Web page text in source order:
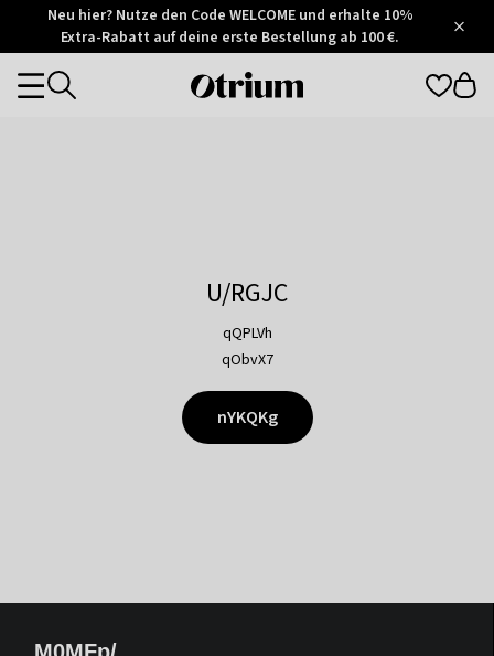
Otrium
Trustpilot
Neu hier? Nutze den Code WELCOME und erhalte 10%
Extra-Rabatt auf deine erste Bestellung ab 100 €.
Otrium
Categories
U/RGJC
qQPLVh
qObvX7
nYKQKg